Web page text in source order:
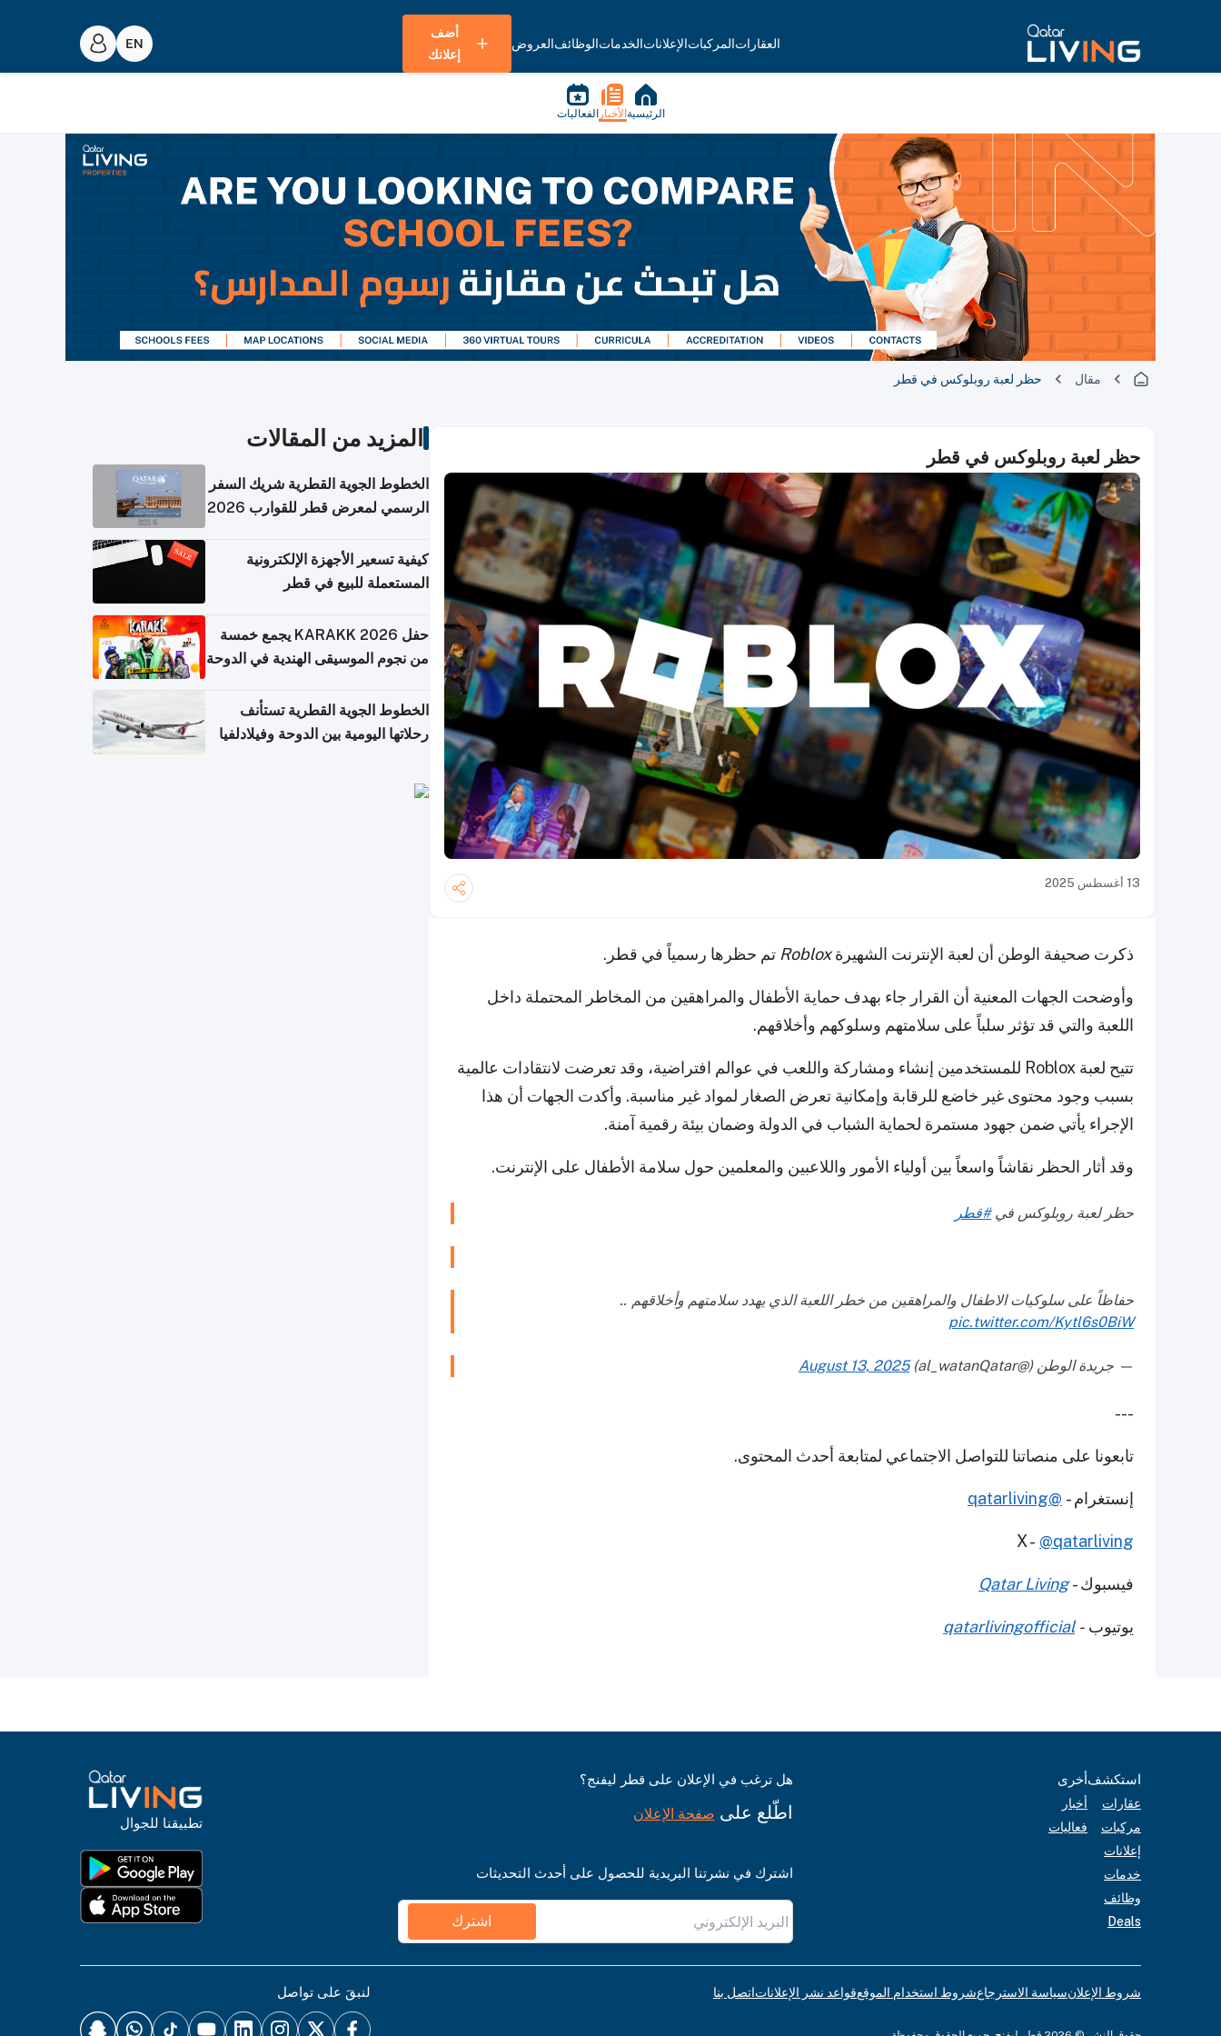
العقاراتالمركباتالإعلاناتالخدماتالوظائفالعروض
أضف
إعلانك
الرئيسية الأخبار الفعاليات
مقال حظر لعبة روبلوكس في قطر
حظر لعبة روبلوكس في قطر
13 أغسطس 2025
ذكرت صحيفة الوطن أن لعبة الإنترنت الشهيرةRoblox تم حظرها رسمياً في قطر.
وأوضحت الجهات المعنية أن القرار جاء بهدف حماية الأطفال والمراهقين من المخاطر المحتملة داخل
اللعبة والتي قد تؤثر سلباً على سلامتهم وسلوكهم وأخلاقهم.
تتيح لعبة Roblox للمستخدمين إنشاء ومشاركة واللعب في عوالم افتراضية، وقد تعرضت لانتقادات عالمية
بسبب وجود محتوى غير خاضع للرقابة وإمكانية تعرض الصغار لمواد غير مناسبة. وأكدت الجهات أن هذا
الإجراء يأتي ضمن جهود مستمرة لحماية الشباب في الدولة وضمان بيئة رقمية آمنة.
وقد أثار الحظر نقاشاً واسعاً بين أولياء الأمور واللاعبين والمعلمين حول سلامة الأطفال على الإنترنت.
حظر لعبة روبلوكس في#قطر
حفاظاً على سلوكيات الاطفال والمراهقين من خطر اللعبة الذي يهدد سلامتهم وأخلاقهم ..
pic.twitter.com/Kytl6s0BiW
— جريدة الوطن (@al_watanQatar) August 13, 2025
---
تابعونا على منصاتنا للتواصل الاجتماعي لمتابعة أحدث المحتوى.
إنستغرام - @qatarliving
X - @qatarliving
فيسبوك -Qatar Living
يوتيوب -
qatarlivingofficial
المزيد من المقالات
الخطوط الجوية القطرية شريك السفر
الرسمي لمعرض قطر للقوارب 2026
كيفية تسعير الأجهزة الإلكترونية
المستعملة للبيع في قطر
حفل KARAKK 2026 يجمع خمسة
من نجوم الموسيقى الهندية في الدوحة
الخطوط الجوية القطرية تستأنف
رحلاتها اليومية بين الدوحة وفيلادلفيا
استكشف
عقارات
مركبات
إعلانات
خدمات
وظائف
Deals
أخرى
أخبار
فعاليات
هل ترغب في الإعلان على قطر ليفنج؟
اطّلع على صفحة الإعلان
اشترك في نشرتنا البريدية للحصول على أحدث التحديثات
اشترك
تطبيقنا للجوال
شروط الإعلانسياسة الاسترجاعشروط استخدام الموقعقواعد نشر الإعلاناتاتصل بنا لنبقَ على تواصل